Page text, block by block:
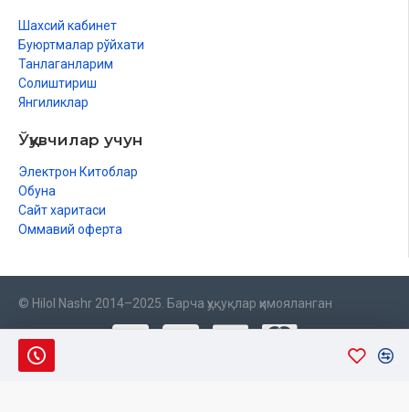
Шахсий кабинет
Буюртмалар рўйхати
Танлаганларим
Солиштириш
Янгиликлар
Ўқувчилар учун
Электрон Китоблар
Обуна
Сайт харитаси
Оммавий оферта
© Hilol Nashr 2014–2025. Барча ҳуқуқлар ҳимояланган